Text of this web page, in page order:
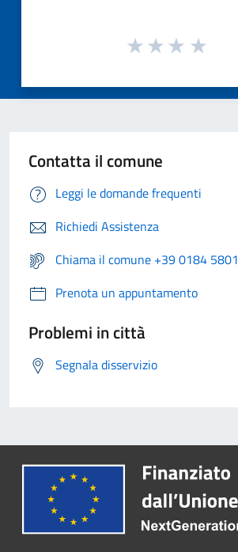
Contatta il comune
Leggi le domande frequenti
Richiedi Assistenza
Chiama il comune +39 0184 5801
Prenota un appuntamento
Problemi in città
Segnala disservizio